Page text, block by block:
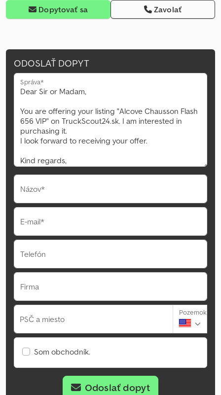
Dopytovať sa Zavolať
ODOSLAŤ DOPYT
Správa*
Názov*
E-mail*
Telefón
Firma
PSČ a miesto
Pozemok
Som obchodník.
Odoslať dopyt